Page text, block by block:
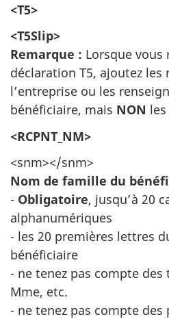
<T5>
<T5Slip>
Remarque : Lorsque vous
déclaration T5, ajoutez les
l’entreprise ou les
bénéficiaire, mais NON
<RCPNT_NM>
<snm></snm>
Nom de famille du
- Obligatoire, jusqu’à 20
alphanumériques
- les 20 premières lettres
bénéficiaire
- ne tenez pas compte
Mme, etc.
- ne tenez pas compte